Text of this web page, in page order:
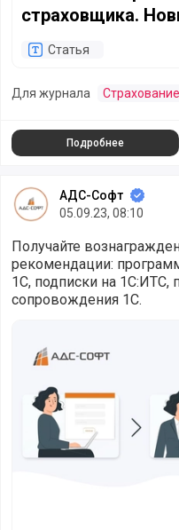
страховщика.
Статья
Для журнала Страхование
Подробнее
АДС-Софт
05.09.23, 08:10
Получайте
рекомендации: программных продуктов 1С, лицензий
1С, подписки на 1С:ИТС,
сопровождения 1С.